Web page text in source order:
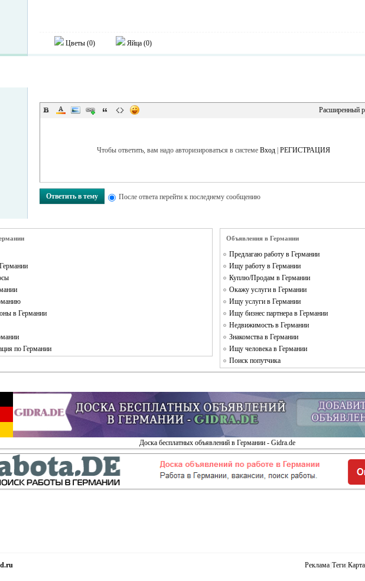
Цветы (0) Яйца (0)
Расширенный
Чтобы ответить, вам надо авторизироваться в системе Вход РЕГИСТРАЦИЯ
Ответить в тему После ответа перейти к последнему сообщению
в Германии
по Германии
Объявления в Германии
Предлагаю работу в Германии
Ищу работу в Германии
Куплю/Продам в Германии
Окажу услуги в Германии
Ищу услуги в Германии
Ищу бизнес партнера в Германии
Недвижимость в Германии
Знакомства в Германии
Ищу человека в Германии
Поиск попутчика
Доска бесплатных объявлений в Германии - Gidra.de
Реклама|Теги|